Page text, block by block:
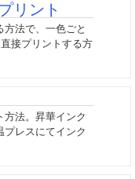
リント
法で、一色ごと
接プリントする方
方法。昇華インク
プレスにてインク